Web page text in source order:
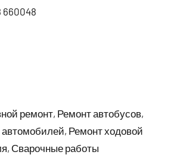
ремонт, Ремонт автобусов,
автомобилей, Ремонт ходовой
Сварочные работы